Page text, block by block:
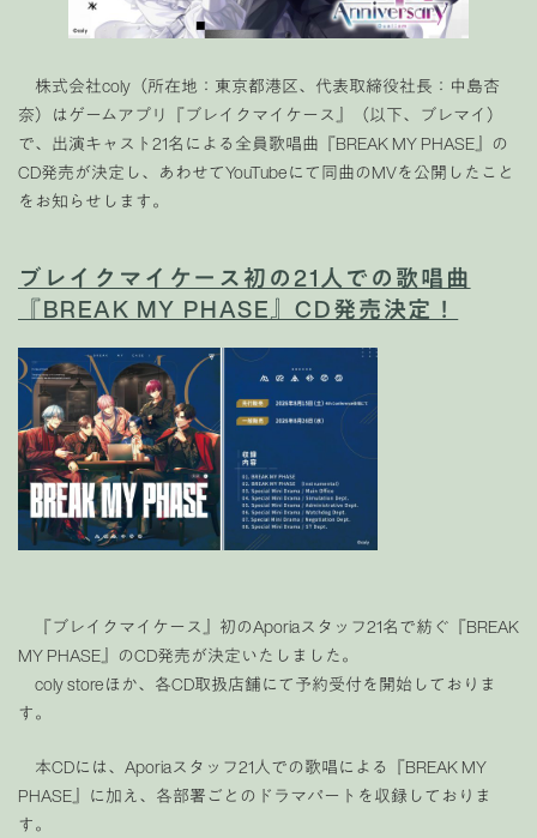
株式会社coly（所在地：東京都港区、代表取締役社長：中島杏
奈）はゲームアプリ『ブレイクマイケース』（以下、ブレマイ）
で、出演キャスト21名による全員歌唱曲『BREAK MY PHASE』の
CD発売が決定し、あわせてYouTubeにて同曲のMVを公開したこと
をお知らせします。
ブレイクマイケース初の21人での歌唱曲
『BREAK MY PHASE』CD発売決定！
『ブレイクマイケース』初のAporiaスタッフ21名で紡ぐ『BREAK
MY PHASE』のCD発売が決定いたしました。
coly storeほか、各CD取扱店舗にて予約受付を開始しておりま
す。
本CDには、Aporiaスタッフ21人での歌唱による『BREAK MY
PHASE』に加え、各部署ごとのドラマパートを収録しておりま
す。